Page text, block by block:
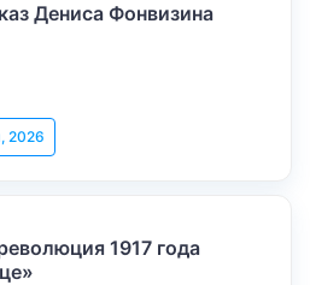
Дениса Фонвизина
2026
1917 года